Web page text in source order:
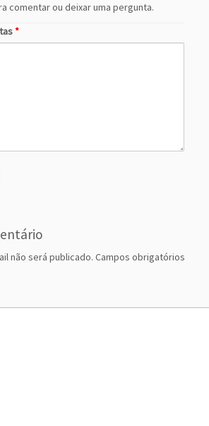
comentar ou deixar uma pergunta.
*
não será publicado. Campos obrigatórios